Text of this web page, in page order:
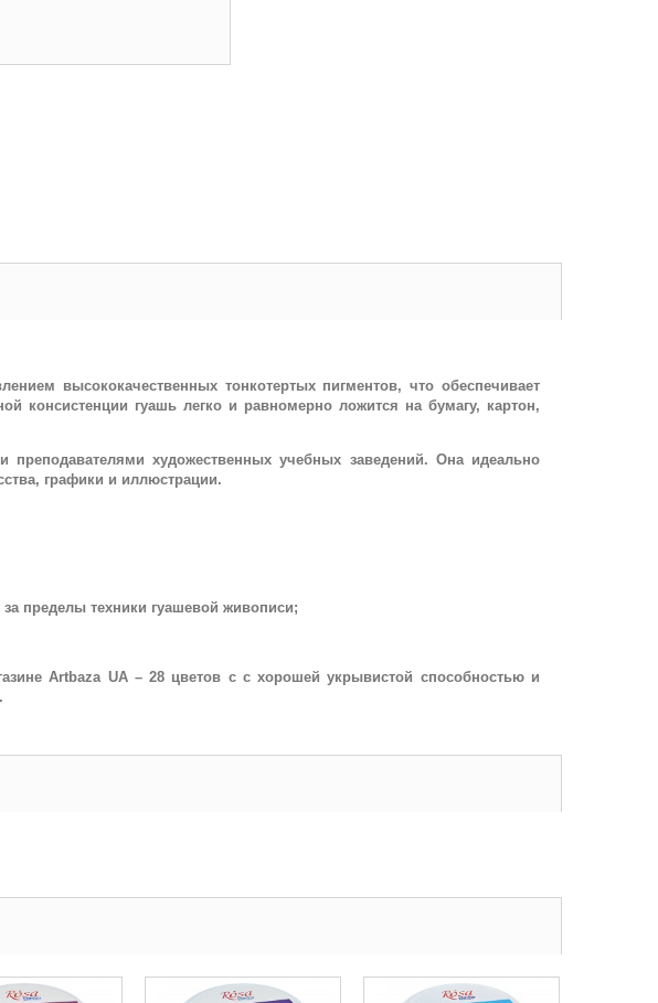
высококачественных тонкотертых пигментов, что обеспечивает
консистенции гуашь легко и равномерно ложится на бумагу, картон,
художественных учебных заведений. Она идеально
графики и иллюстрации.
пределы техники гуашевой живописи;
Artbaza UA – 28 цветов с с хорошей укрывистой способностью и